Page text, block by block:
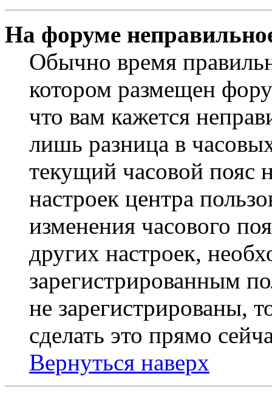
На форуме
Обычно время
котором размещен
что вам кажется
лишь разница в
текущий часовой пояс
настроек центра
изменения часового
других настроек,
зарегистрированным
не зарегистрированы,
сделать это прямо
Вернуться наверх